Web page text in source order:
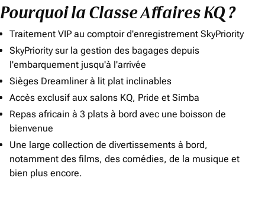
Pourquoi la Classe Affaires KQ ?
Traitement VIP au comptoir d'enregistrement SkyPriority
SkyPriority sur la gestion des bagages depuis
l'embarquement jusqu'à l'arrivée
Sièges Dreamliner à lit plat inclinables
Accès exclusif aux salons KQ, Pride et Simba
Repas africain à 3 plats à bord avec une boisson de
bienvenue
Une large collection de divertissements à bord,
notamment des films, des comédies, de la musique et
bien plus encore.